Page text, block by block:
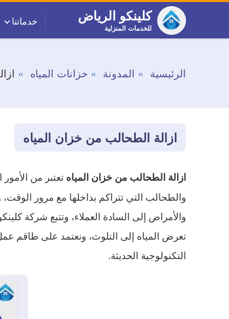
كلينكو الرياض
للخدمات المنزلية
خدماتنا
الرئيسية المدونة خزانات المياه
ازالة الطحالب من خزان المياه
ازالة الطحالب من خزان المياه تعتبر من
والطحالب التي تتراكم بداخلها مع مرور
والأمراض إلى السادة العملاء، وتتبع شركة
تعرض المياه إلى التلوث، ونعتمد على طاقم
التكنولوجية الحديثة.